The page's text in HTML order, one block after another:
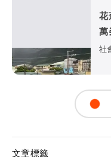
花
領
社
文章標籤